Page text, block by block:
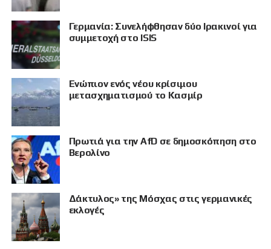
Γερμανία: Συνελήφθησαν δύο Ιρακινοί για
συμμετοχή στο ISIS
Eνώπιον ενός νέου κρίσιμου
μετασχηματισμού το Κασμίρ
Πρωτιά για την AfD σε δημοσκόπηση στο
Βερολίνο
Δάκτυλος» της Μόσχας στις γερμανικές
εκλογές